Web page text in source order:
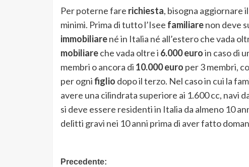
Per poterne fare richiesta, bisogna aggiornare
minimi. Prima di tutto l’Isee familiarenon deve
immobiliarené in Italia né all’estero che vada
mobiliareche vada oltre i 6.000 euroin caso di
membri o ancora di 10.000 euro per 3 membri,
per ognifiglio dopo il terzo. Nel caso in cui la
avere una cilindrata superiore ai 1.600 cc, navi
si deve essere residenti in Italia da almeno 10
delitti gravi nei 10 anni prima di aver fatto
Navigazione
Precedente: